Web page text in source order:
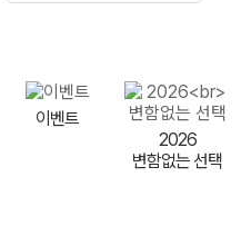
이벤트
2026
변함없는 선택